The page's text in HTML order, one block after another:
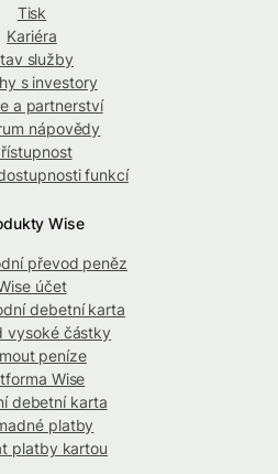
Tisk
Kariéra
služby
s investory
a partnerství
nápovědy
funkcí
Wise
převod peněz
účet
debetní karta
vysoké částky
peníze
Wise
debetní karta
platby
platby kartou